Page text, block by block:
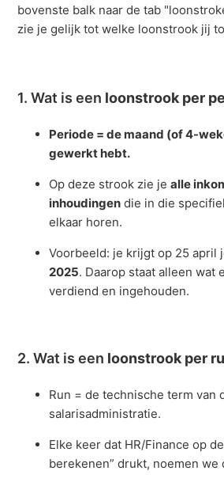
bovenste balk naar de tab
zie je gelijk tot welke loonstrook jij
1. Wat is een loonstrook per
Periode = de maand (of 4-
gewerkt hebt.
Op deze strook zie jealle
inhoudingen die in die
elkaar horen.
Voorbeeld: je krijgt op 25
2025. Daarop staat alleen wat
verdiend en ingehouden.
2. Wat is een loonstrook per
Run = de technische term van
salarisadministratie.
Elke keer dat HR/Finance op
berekenen” drukt, noemen we